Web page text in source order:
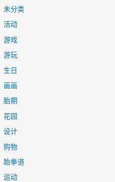
未分类
活动
游戏
游玩
生日
画画
胎期
花园
设计
购物
跆拳道
运动